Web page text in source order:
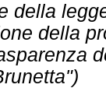
della
della
)